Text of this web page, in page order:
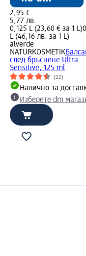
2,95 €
5,77 лв.
0,125 L (23,60 € за 1 L)
L (46,16 лв. за 1 L)
alverde
NATURKOSMETIK
след бръснене Ultra
Sensitive, 125 ml
(22)
Налично за
Изберете dm